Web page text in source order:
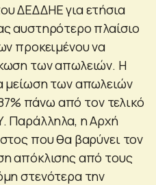
ΔΕΔΔΗΕ για ετήσια
αυστηρότερο πλαίσιο
προκειμένου να
των απωλειών. Η
μείωση των απωλειών
πάνω από τον τελικό
Παράλληλα, η Αρχή
που θα βαρύνει τον
απόκλισης από τους
στενότερα την